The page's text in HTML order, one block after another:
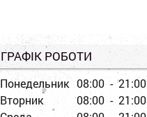
ГРАФІК РОБОТИ
Понедельник 08:00 - 21:00
Вторник
08:00 - 21:00